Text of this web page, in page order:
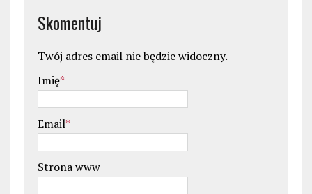
Skomentuj
Twój adres email nie będzie widoczny.
Imię*
Email*
Strona www